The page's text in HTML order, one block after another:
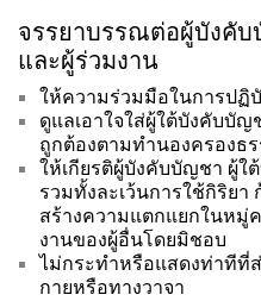
จรรยาบรรณต่อผู้บังคั
และผู้ร่วมงาน
ให้ความร่วมมือในการป
ดูแลเอาใจใส่ผู้ใต้บังคับบั
ถูกต้องตามทำนองครองธ
ให้เกียรติผู้บังคับบัญชา ผู้
รวมทั้งละเว้นการใช้กิริยา
สร้างความแตกแยกในหมู่
งานของผู้อื่นโดยมิชอบ
ไม่กระทำหรือแสดงท่าทีที่
กายหรือทางวาจา